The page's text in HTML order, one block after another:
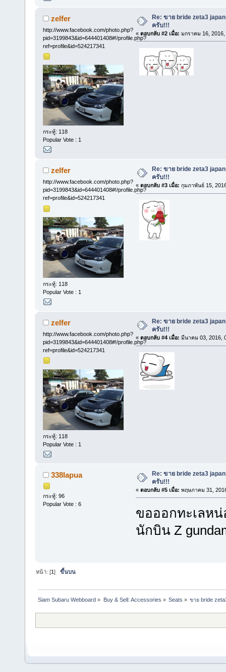
zelfer
http://www.facebook.com/photo.php?
pid=3199843&id=644401408#!/profile.php?
ref=profile&id=524217341
กระทู้: 118
Popular Vote : 1
Re: ขาย bride zeta3
ครับ!!!
« ตอบกลับ #2 เมื่อ: มกราคม 16, 2016,
zelfer
http://www.facebook.com/photo.php?
pid=3199843&id=644401408#!/profile.php?
ref=profile&id=524217341
กระทู้: 118
Popular Vote : 1
Re: ขาย bride zeta3
ครับ!!!
« ตอบกลับ #3 เมื่อ: กุมภาพันธ์ 15,
zelfer
http://www.facebook.com/photo.php?
pid=3199843&id=644401408#!/profile.php?
ref=profile&id=524217341
กระทู้: 118
Popular Vote : 1
Re: ขาย bride zeta3
ครับ!!!
« ตอบกลับ #4 เมื่อ: มีนาคม 03, 2016,
338lapua
กระทู้: 96
Popular Vote : 6
Re: ขาย bride zeta3
ครับ!!!
« ตอบกลับ #5 เมื่อ: พฤษภาคม 31,
ขอออกทะเลหน่
นักบิน Z
หน้า: [1]ขึ้นบน
Siam Subaru Webboard » Buy & Sell: Accessories » Seats » ขาย bride